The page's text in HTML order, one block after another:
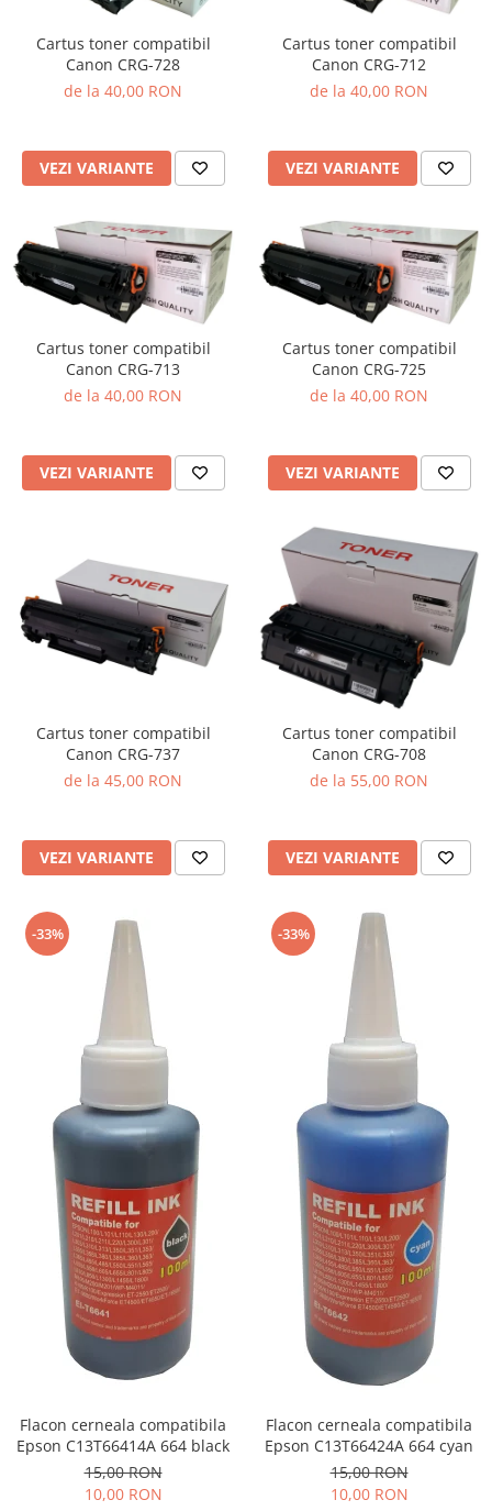
Cartus toner compatibil
Canon CRG-728
de la 40,00 RON
VEZI VARIANTE
Cartus toner compatibil
Canon CRG-712
de la 40,00 RON
VEZI VARIANTE
Cartus toner compatibil
Canon CRG-713
de la 40,00 RON
VEZI VARIANTE
Cartus toner compatibil
Canon CRG-725
de la 40,00 RON
VEZI VARIANTE
Cartus toner compatibil
Canon CRG-737
de la 45,00 RON
VEZI VARIANTE
Cartus toner compatibil
Canon CRG-708
de la 55,00 RON
VEZI VARIANTE
-33%
Flacon cerneala compatibila
Epson C13T66414A 664 black
15,00 RON
10,00 RON
-33%
Flacon cerneala compatibila
Epson C13T66424A 664 cyan
15,00 RON
10,00 RON